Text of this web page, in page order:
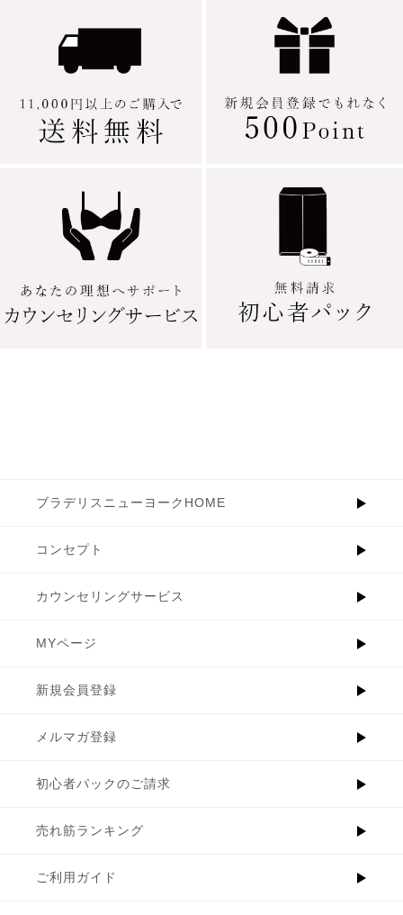
ブラデリスニューヨークHOME
コンセプト
カウンセリングサービス
MYページ
新規会員登録
メルマガ登録
初心者パックのご請求
売れ筋ランキング
ご利用ガイド